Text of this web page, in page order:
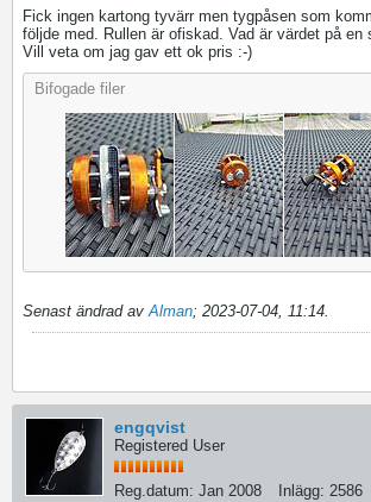
Fick ingen kartong tyvärr men tygpåsen som
följde med. Rullen är ofiskad. Vad är värdet på en
Vill veta om jag gav ett ok pris :-)
Bifogade filer
Senast ändrad av Alman; 2023-07-04, 11:14
engqvist
Registered User
Reg.datum: Jan 2008 Inlägg: 2586